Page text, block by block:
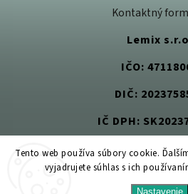
Tento web používa súbory cookie.
vyjadrujete súhlas s ich
Nastavenie
Kontaktný
Lemix
IČO:
DIČ:
IČ DPH:
Jedlom k zdraviu